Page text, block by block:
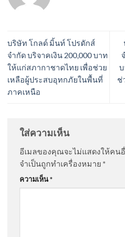
บริษัท โกลด์ มิ้นท์ โปรดักส์
จำกัด บริจาคเงิน 200,000 บาท
ให้แก่สภากาชาดไทย เพื่อช่วย
เหลือผู้ประสบอุทกภัยในพื้นที่
ภาคเหนือ
ช่
ใส่ความเห็น
อีเมลของคุณจะไม่แสดงให้คน
จำเป็นถูกทำเครื่องหมาย *
ความเห็น*